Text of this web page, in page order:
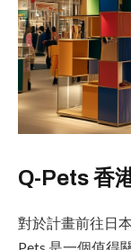
Q-Pets 香
對於計畫前往日
Pets 是一個值得